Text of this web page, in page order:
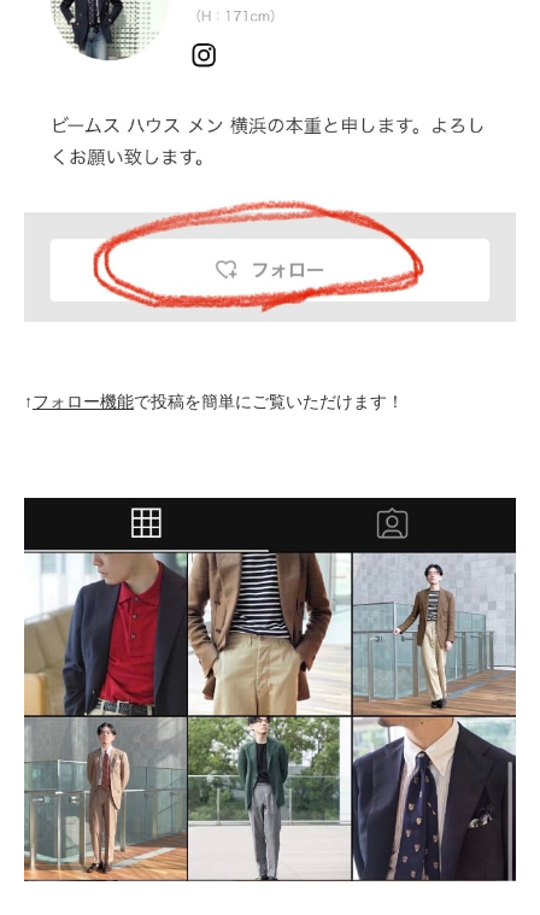
↑フォロー機能で投稿を簡単にご覧いただけます！